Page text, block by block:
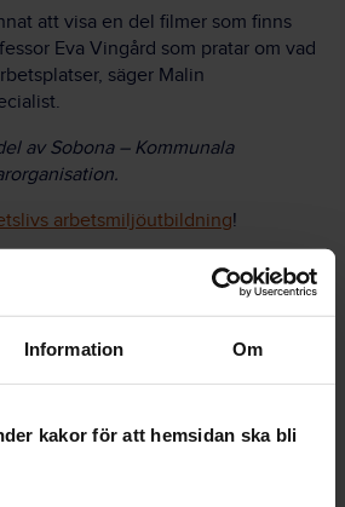
Information Om
kakor för att hemsidan ska bli
att visa en del filmer som finns
Eva Vingård som pratar om vad
säger Malin
av Sobona – Kommunala
arbetsmiljöutbildning!
webbaserad och genomförs